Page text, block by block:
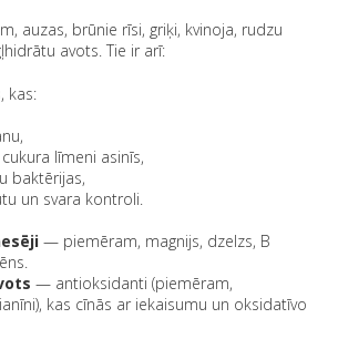
auzas, brūnie rīsi, griķi, kvinoja, rudzu
avots. Tie ir arī:
, kas:
līmeni asinīs,
baktērijas,
un svara kontroli.
— piemēram, magnijs, dzelzs, B
— antioksidanti (piemēram,
kas cīnās ar iekaisumu un oksidatīvo